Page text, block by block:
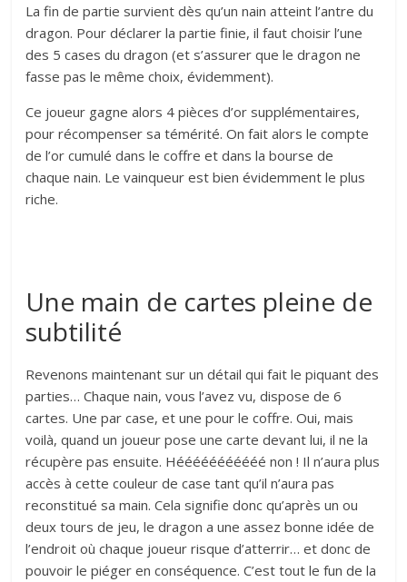
La fin de partie survient dès qu’un nain atteint l’antre du
dragon. Pour déclarer la partie finie, il faut choisir l’une
des 5 cases du dragon (et s’assurer que le dragon ne
fasse pas le même choix, évidemment).
Ce joueur gagne alors 4 pièces d’or supplémentaires,
pour récompenser sa témérité. On fait alors le compte
de l’or cumulé dans le coffre et dans la bourse de
chaque nain. Le vainqueur est bien évidemment le plus
riche.
Une main de cartes pleine de
subtilité
Revenons maintenant sur un détail qui fait le piquant des
parties… Chaque nain, vous l’avez vu, dispose de 6
cartes. Une par case, et une pour le coffre. Oui, mais
voilà, quand un joueur pose une carte devant lui, il ne la
récupère pas ensuite. Hééééééééééé non ! Il n’aura plus
accès à cette couleur de case tant qu’il n’aura pas
reconstitué sa main. Cela signifie donc qu’après un ou
deux tours de jeu, le dragon a une assez bonne idée de
l’endroit où chaque joueur risque d’atterrir… et donc de
pouvoir le piéger en conséquence. C’est tout le fun de la